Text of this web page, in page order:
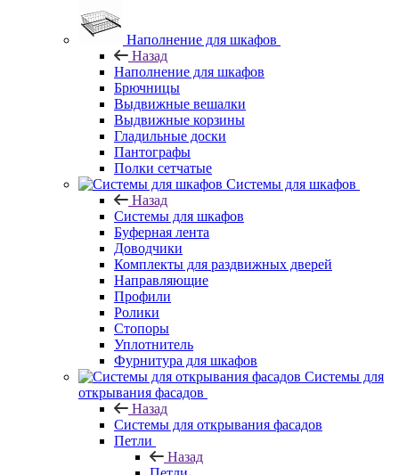
Наполнение для шкафов
Назад
Наполнение для шкафов
Брючницы
Выдвижные вешалки
Выдвижные корзины
Гладильные доски
Пантографы
Полки сетчатые
Системы для шкафов
Назад
Системы для шкафов
Буферная лента
Доводчики
Комплекты для раздвижных дверей
Направляющие
Профили
Ролики
Стопоры
Уплотнитель
Фурнитура для шкафов
Системы для
открывания фасадов
Назад
Системы для открывания фасадов
Петли
Назад